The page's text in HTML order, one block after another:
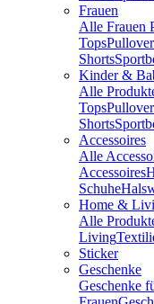
Frauen
Alle Frauen
Tops
Shorts
Kinder &
Alle
Tops
Shorts
Accessoires
Alle
Accessoires
Schuhe
Home &
Alle
Living
Sticker
Geschenke
Geschenke